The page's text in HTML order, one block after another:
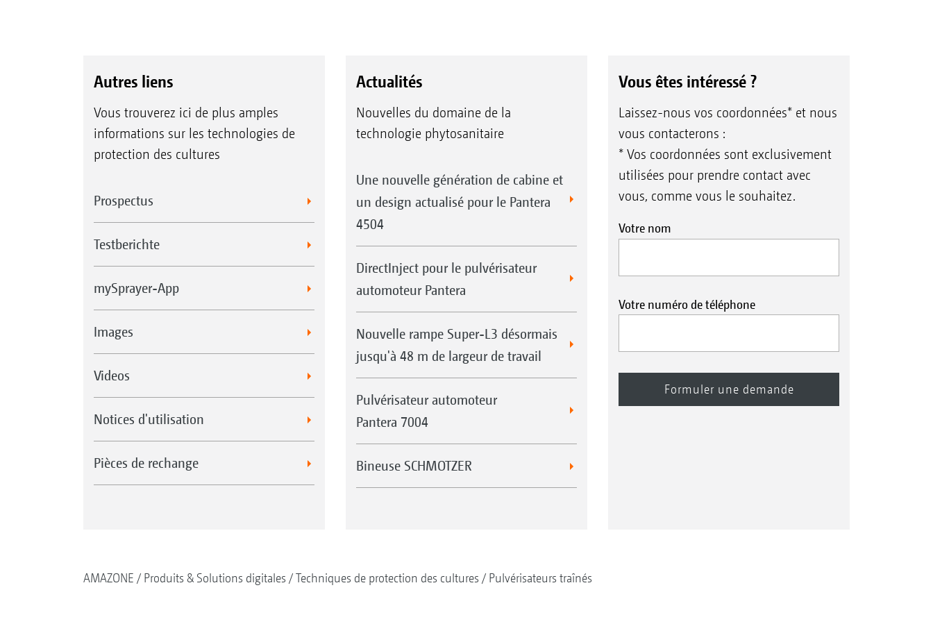
Autres liens
Vous trouverez ici de plus amples
informations sur les technologies de
protection des cultures
Prospectus
Testberichte
mySprayer-App
Images
Videos
Notices d'utilisation
Pièces de rechange
Actualités
Nouvelles du domaine de la
technologie phytosanitaire
Une nouvelle génération de cabine et
un design actualisé pour le Pantera
4504
DirectInject pour le pulvérisateur
automoteur Pantera
Nouvelle rampe Super-L3 désormais
jusqu'à 48 m de largeur de travail
Pulvérisateur automoteur
Pantera 7004
Bineuse SCHMOTZER
Vous êtes intéressé ?
Laissez-nous vos coordonnées* et nous
vous contacterons :
* Vos coordonnées sont exclusivement
utilisées pour prendre contact avec
vous, comme vous le souhaitez.
Votre nom
Votre numéro de téléphone
AMAZONE Produits & Solutions digitales Techniques de protection des cultures Pulvérisateurs traînés